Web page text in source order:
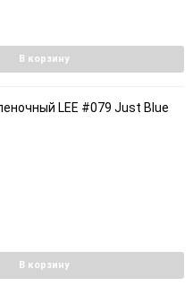
В корзину
LEE #079 Just Blue
В корзину